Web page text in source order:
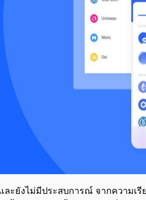
และยังไม่มีประสบการณ์ จากความ